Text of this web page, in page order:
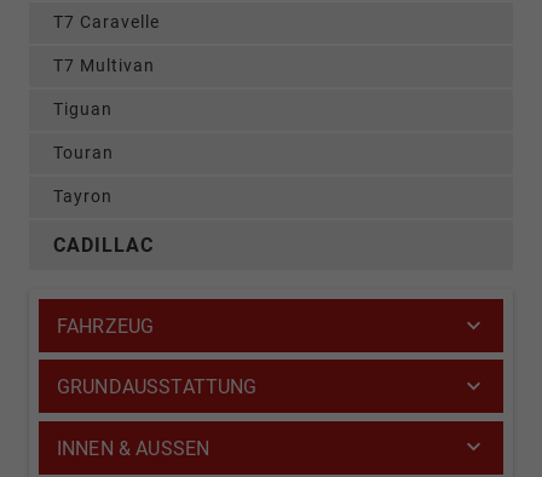
T7 Caravelle
T7 Multivan
Tiguan
Touran
Tayron
CADILLAC
FAHRZEUG
GRUNDAUSSTATTUNG
INNEN & AUSSEN